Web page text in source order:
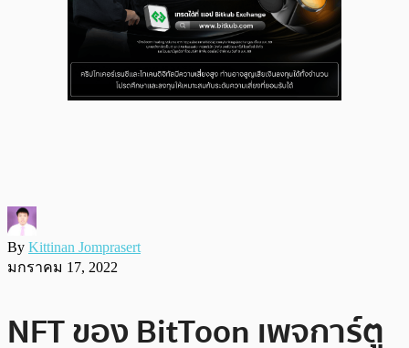
By Kittinan Jomprasert
มกราคม 17, 2022
NFT ของ BitToon เพจการ์ตู